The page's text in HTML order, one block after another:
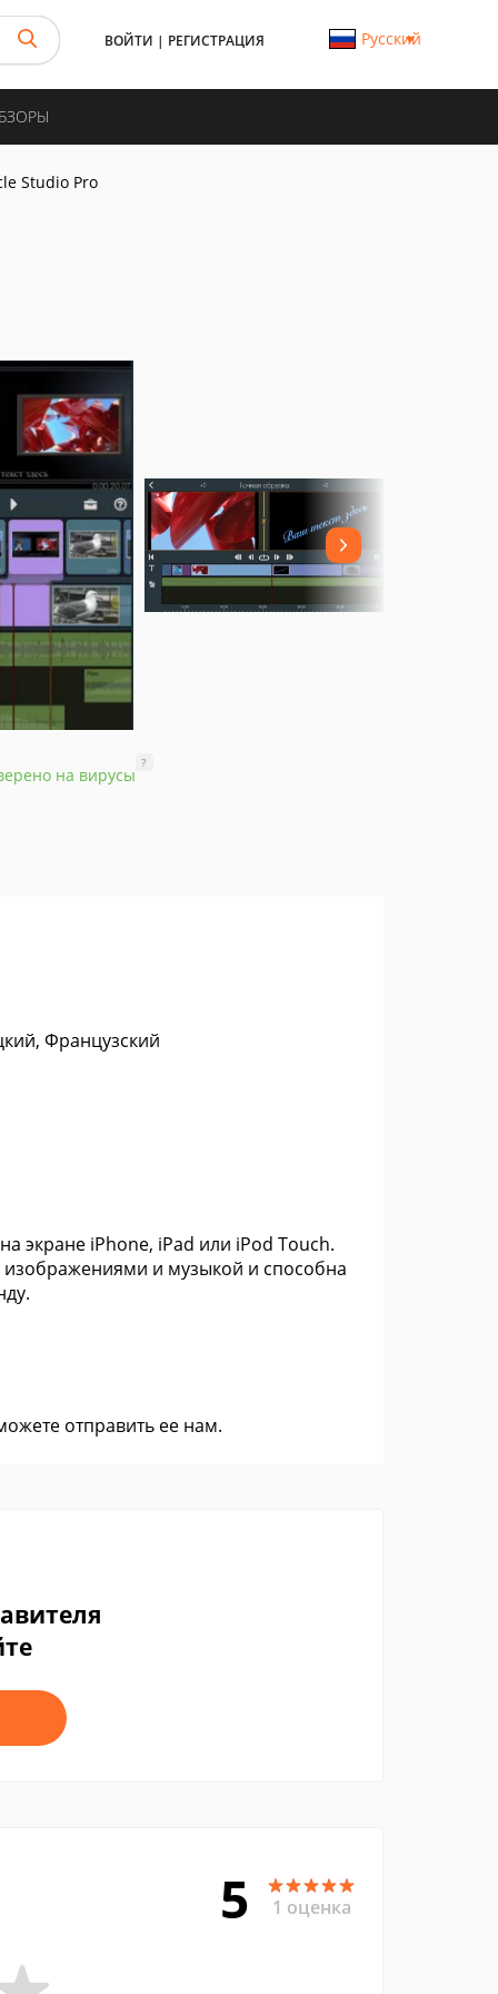
ВОЙТИ | РЕГИСТРАЦИЯ Русский
Studio Pro
на вирусы
?
Французский
экране iPhone, iPad или iPod Touch.
изображениями и музыкой и способна
отправить ее нам.
5 1 оценка